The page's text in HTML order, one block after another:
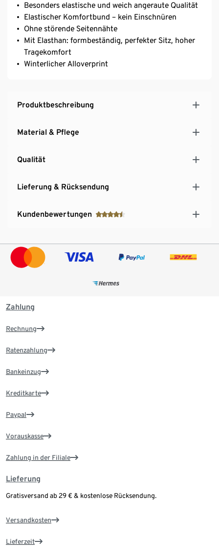
Besonders elastische und weich angeraute Qualität
Elastischer Komfortbund – kein Einschnüren
Ohne störende Seitennähte
Mit Elasthan: formbeständig, perfekter Sitz, hoher
Tragekomfort
Winterlicher Alloverprint
Produktbeschreibung
Material & Pflege
Qualität
Lieferung & Rücksendung
Kundenbewertungen
Zahlung
Rechnung
Ratenzahlung
Bankeinzug
Kreditkarte
Paypal
Vorauskasse
Zahlung in der Filiale
Lieferung
Gratisversand ab 29 € & kostenlose Rücksendung.
Versandkosten
Lieferzeit